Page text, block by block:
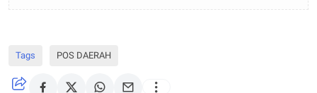
Tags POS DAERAH